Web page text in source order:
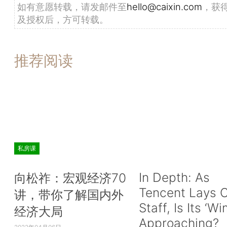
如有意愿转载，请发邮件至hello@caixin.com ，获
及授权后，方可转载。
推荐阅读
私房课
向松祚：宏观经济70
讲，带你了解国内外
经济大局
In Depth: As
Tencent Lays
Staff, Is Its
Approaching?